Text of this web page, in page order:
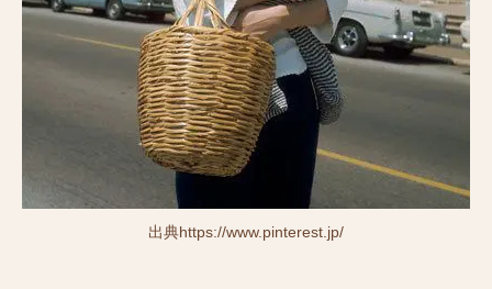
出典https://www.pinterest.jp/